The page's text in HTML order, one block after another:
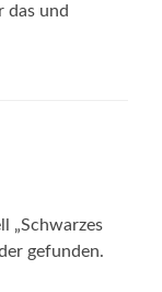
das und
„Schwarzes
gefunden.